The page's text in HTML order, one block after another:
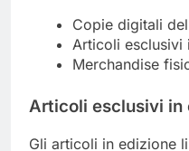
Copie digitali
Articoli esclusivi
Merchandise
Articoli esclusivi
Gli articoli in edizione